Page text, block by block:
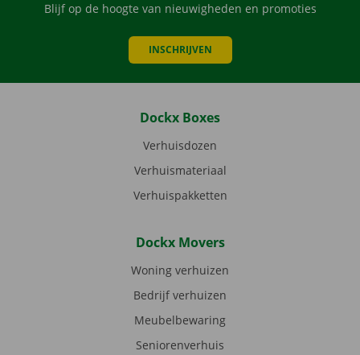
Blijf op de hoogte van nieuwigheden en promoties
INSCHRIJVEN
Dockx Boxes
Verhuisdozen
Verhuismateriaal
Verhuispakketten
Dockx Movers
Woning verhuizen
Bedrijf verhuizen
Meubelbewaring
Seniorenverhuis